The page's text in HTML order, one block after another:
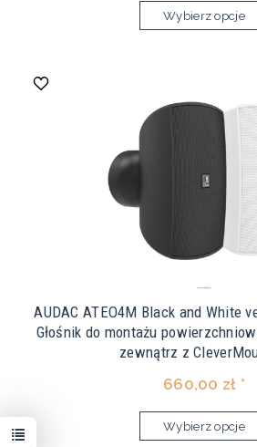
Wybierz opcje
AUDAC ATEO4M Black and White
Głośnik do montażu
zewnątrz z
660,00 zł *
Wybierz opcje